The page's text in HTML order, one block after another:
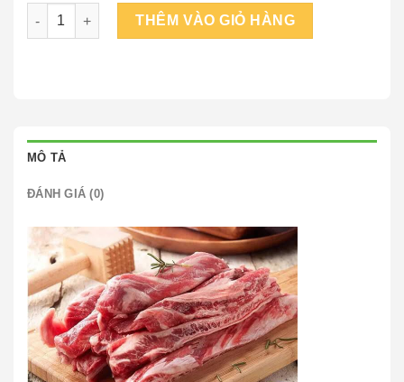
Dải Sườn Bò số lượng
THÊM VÀO GIỎ HÀNG
MÔ TẢ
ĐÁNH GIÁ (0)